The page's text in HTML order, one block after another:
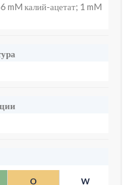
mM калий-ацетат; 1 mM
O W